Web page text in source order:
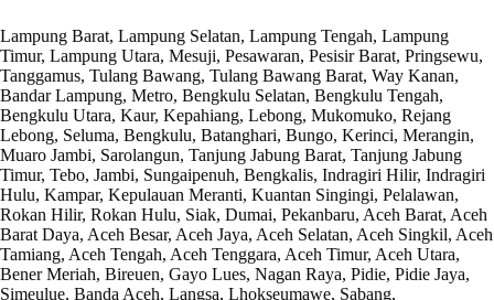
Lampung Barat, Lampung Selatan, Lampung Tengah, Lampung
Timur, Lampung Utara, Mesuji, Pesawaran, Pesisir Barat, Pringsewu,
Tanggamus, Tulang Bawang, Tulang Bawang Barat, Way Kanan,
Bandar Lampung, Metro, Bengkulu Selatan, Bengkulu Tengah,
Bengkulu Utara, Kaur, Kepahiang, Lebong, Mukomuko, Rejang
Lebong, Seluma, Bengkulu, Batanghari, Bungo, Kerinci, Merangin,
Muaro Jambi, Sarolangun, Tanjung Jabung Barat, Tanjung Jabung
Timur, Tebo, Jambi, Sungaipenuh, Bengkalis, Indragiri Hilir, Indragiri
Hulu, Kampar, Kepulauan Meranti, Kuantan Singingi, Pelalawan,
Rokan Hilir, Rokan Hulu, Siak, Dumai, Pekanbaru, Aceh Barat, Aceh
Barat Daya, Aceh Besar, Aceh Jaya, Aceh Selatan, Aceh Singkil, Aceh
Tamiang, Aceh Tengah, Aceh Tenggara, Aceh Timur, Aceh Utara,
Bener Meriah, Bireuen, Gayo Lues, Nagan Raya, Pidie, Pidie Jaya,
Simeulue, Banda Aceh, Langsa, Lhokseumawe, Sabang,